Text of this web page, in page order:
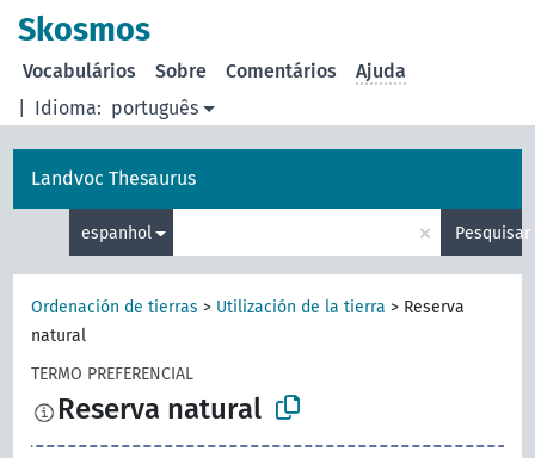
principal
Skosmos
Idioma: português
Vocabulários Sobre Comentários Ajuda
Landvoc Thesaurus
espanhol × Pesquisar
Ordenación de tierras > Utilización de la tierra > Reserva
natural
TERMO PREFERENCIAL
Reserva natural